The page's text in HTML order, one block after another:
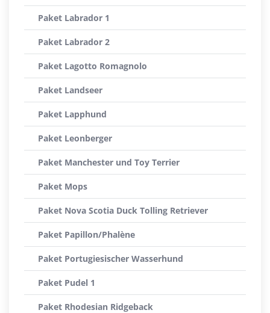
Paket Labrador 1
Paket Labrador 2
Paket Lagotto Romagnolo
Paket Landseer
Paket Lapphund
Paket Leonberger
Paket Manchester und Toy Terrier
Paket Mops
Paket Nova Scotia Duck Tolling Retriever
Paket Papillon/Phalène
Paket Portugiesischer Wasserhund
Paket Pudel 1
Paket Rhodesian Ridgeback